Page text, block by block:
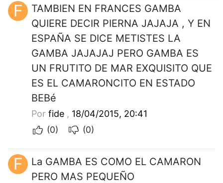
F
TAMBIEN EN FRANCES GAMBA
QUIERE DECIR PIERNA JAJAJA , Y EN
ESPAÑA SE DICE METISTES LA
GAMBA JAJAJAJ PERO GAMBA ES
UN FRUTITO DE MAR EXQUISITO QUE
ES EL CAMARONCITO EN ESTADO
BEBé
Por fide , 18/04/2015, 20:41
(0)
(0)
F
La GAMBA ES COMO EL CAMARON
PERO MAS PEQUEÑO